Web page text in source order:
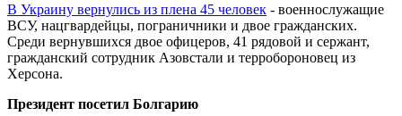
В Украину вернулись из плена 45 человек - военнослужащие
ВСУ, нацгвардейцы, пограничники и двое гражданских.
Среди вернувшихся двое офицеров, 41 рядовой и сержант,
гражданский сотрудник Азовстали и терробороновец из
Херсона.
Президент посетил Болгарию